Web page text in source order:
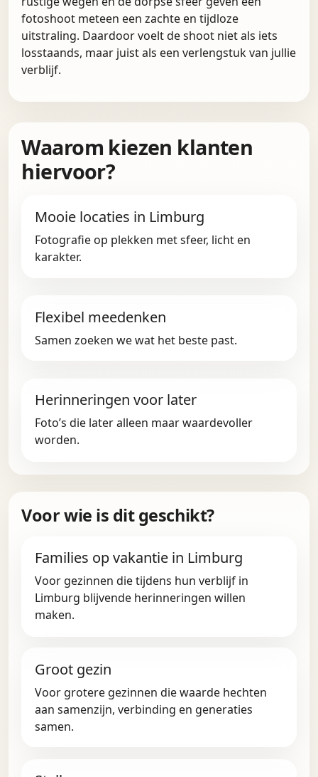
fotoshoot meteen een zachte en tijdloze
uitstraling. Daardoor voelt de shoot niet als iets
losstaands, maar juist als een verlengstuk van jullie
verblijf.
Waarom kiezen klanten
hiervoor?
Mooie locaties in Limburg
Fotografie op plekken met sfeer, licht en
karakter.
Flexibel meedenken
Samen zoeken we wat het beste past.
Herinneringen voor later
Foto’s die later alleen maar waardevoller
worden.
Voor wie is dit geschikt?
Families op vakantie in Limburg
Voor gezinnen die tijdens hun verblijf in
Limburg blijvende herinneringen willen
maken.
Groot gezin
Voor grotere gezinnen die waarde hechten
aan samenzijn, verbinding en generaties
samen.